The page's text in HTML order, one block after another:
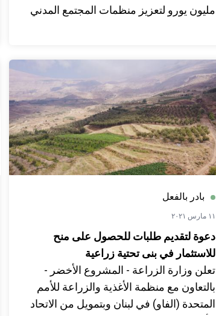
مليون يورو لتعزيز منظمات المجتمع المدني
بادر بالفعل
١١ مارس ٢٠٢١
دعوة لتقديم طلبات للحصول على منح
للاستثمار في بنى تحتية زراعية
تعلن وزارة الزراعة - المشروع الأخضر -
بالتعاون مع منظمة الأغذية والزراعة للأمم
المتحدة (الفاو) في لبنان وبتمويل من الاتحاد